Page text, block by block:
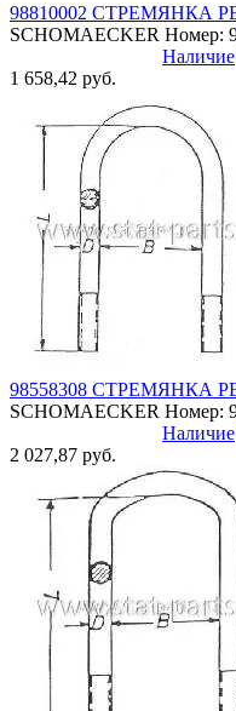
98810002 СТРЕМЯНКА
SCHOMAECKER Номер:
Наличие
1 658,42 руб.
98558308 СТРЕМЯНКА
SCHOMAECKER Номер:
Наличие
2 027,87 руб.